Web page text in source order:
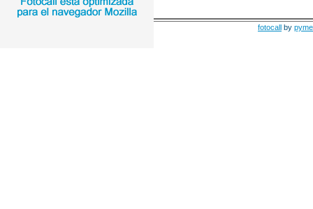
fotocall by